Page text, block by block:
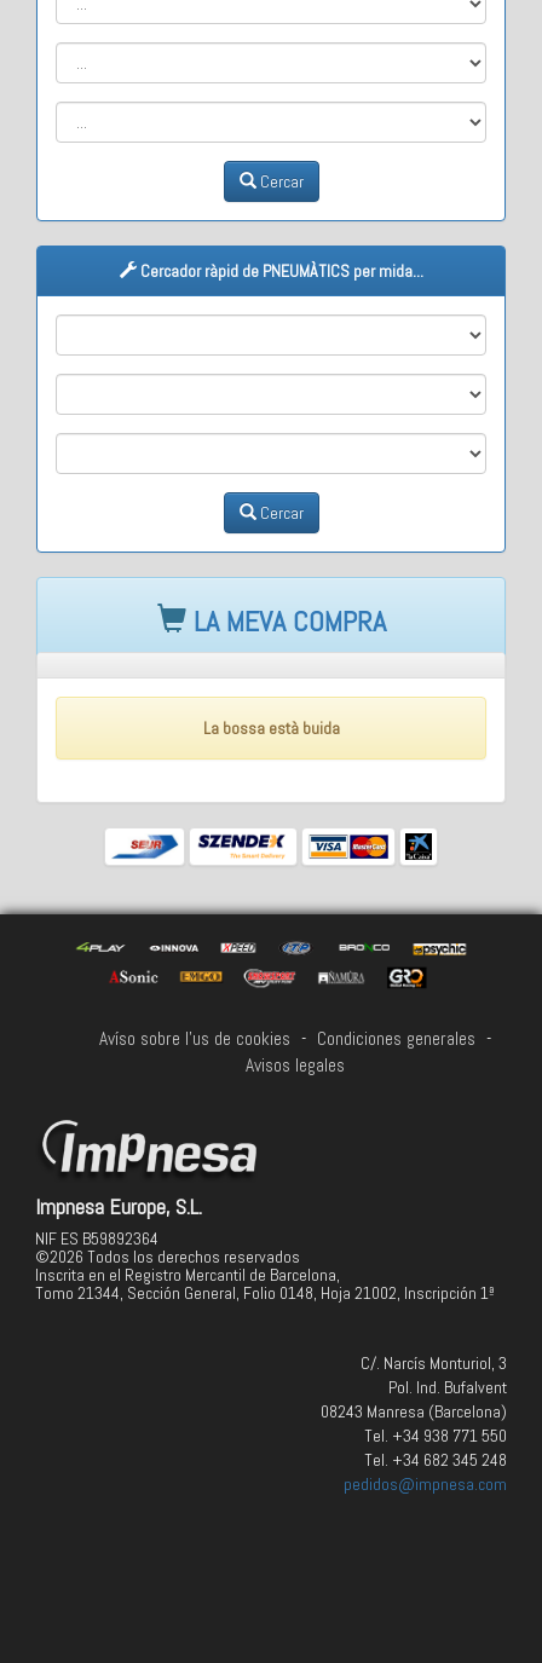
Cercar
Cercador ràpid de PNEUMÀTICS per mida...
Cercar
LA MEVA COMPRA
La bossa està buida
Avíso sobre l'us de cookies - Condiciones generales -
Avisos legales
Impnesa Europe, S.L.
NIF ES B59892364
©2026 Todos los derechos reservados
Inscrita en el Registro Mercantil de Barcelona,
Tomo 21344, Sección General, Folio 0148, Hoja 21002, Inscripción 1ª
C/. Narcís Monturiol, 3
Pol. Ind. Bufalvent
08243 Manresa (Barcelona)
Tel. +34 938 771 550
Tel. +34 682 345 248
pedidos@impnesa.com